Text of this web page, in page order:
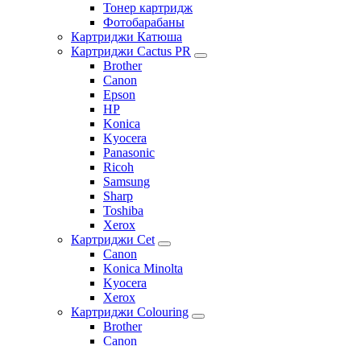
Тонер картридж
Фотобарабаны
Картриджи Катюша
Картриджи Cactus PR
Brother
Canon
Epson
HP
Konica
Kyocera
Panasonic
Ricoh
Samsung
Sharp
Toshiba
Xerox
Картриджи Cet
Canon
Konica Minolta
Kyocera
Xerox
Картриджи Colouring
Brother
Canon